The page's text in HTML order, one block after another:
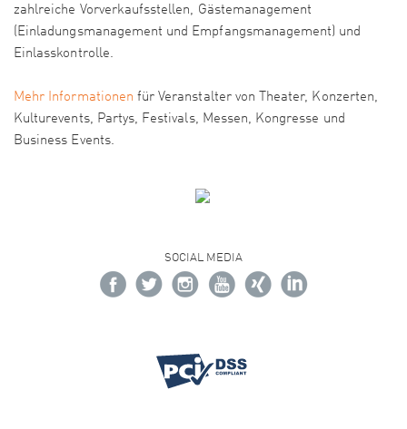
zahlreiche Vorverkaufsstellen, Gästemanagement
(Einladungsmanagement und Empfangsmanagement) und
Einlasskontrolle.
Mehr Informationen für Veranstalter von Theater, Konzerten,
Kulturevents, Partys, Festivals, Messen, Kongresse und
Business Events.
SOCIAL MEDIA